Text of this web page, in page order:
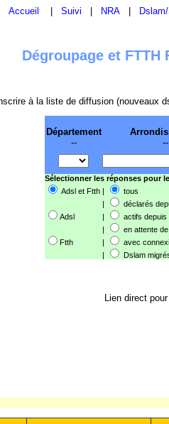
Accueil Suivi NRA
Dégroupage et
à la liste de diffusion (nouveaux
Département
--
--
Sélectionner les réponses pour
Adsl et Ftth |
tous
|
déclarés
Adsl |
actifs depuis
|
en attente
Ftth
|
avec
|
Dslam
Lien direct